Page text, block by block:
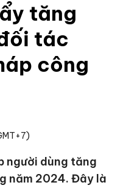
tăng
tác
công
người dùng tăng
năm 2024. Đây là